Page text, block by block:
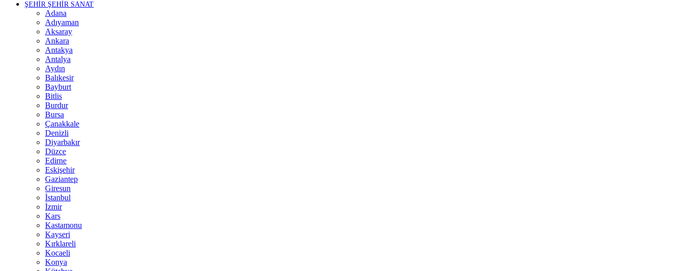
ŞEHİR ŞEHİR SANAT
Adana
Adıyaman
Aksaray
Ankara
Antakya
Antalya
Aydın
Balıkesir
Bayburt
Bitlis
Burdur
Bursa
Çanakkale
Denizli
Diyarbakır
Düzce
Edirne
Eskişehir
Gaziantep
Giresun
İstanbul
İzmir
Kars
Kastamonu
Kayseri
Kırklareli
Kocaeli
Konya